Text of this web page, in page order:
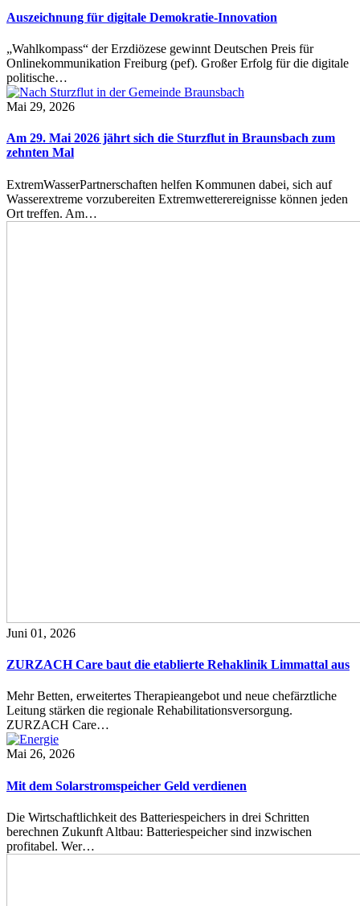
Auszeichnung für digitale Demokratie-Innovation
„Wahlkompass“ der Erzdiözese gewinnt Deutschen Preis für
Onlinekommunikation Freiburg (pef). Großer Erfolg für die digitale
politische…
Mai 29, 2026
Am 29. Mai 2026 jährt sich die Sturzflut in Braunsbach zum
zehnten Mal
ExtremWasserPartnerschaften helfen Kommunen dabei, sich auf
Wasserextreme vorzubereiten Extremwetterereignisse können jeden
Ort treffen. Am…
Juni 01, 2026
ZURZACH Care baut die etablierte Rehaklinik Limmattal aus
Mehr Betten, erweitertes Therapieangebot und neue chefärztliche
Leitung stärken die regionale Rehabilitationsversorgung.
ZURZACH Care…
Mai 26, 2026
Mit dem Solarstromspeicher Geld verdienen
Die Wirtschaftlichkeit des Batteriespeichers in drei Schritten
berechnen Zukunft Altbau: Batteriespeicher sind inzwischen
profitabel. Wer…